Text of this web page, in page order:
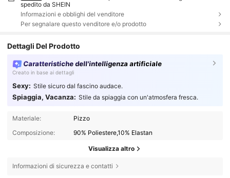
spedito da SHEIN
Informazioni e obblighi del venditore
Per segnalare questo venditore e/o prodotto
Dettagli Del Prodotto
Caratteristiche dell'intelligenza artificiale
Creato in base ai dettagli
Sexy: Stile sicuro dal fascino audace.
Spiaggia, Vacanza: Stile da spiaggia con un'atmosfera fresca.
Materiale:
Pizzo
Composizione:
90% Poliestere,10% Elastan
Visualizza altro
Informazioni di sicurezza e contatti